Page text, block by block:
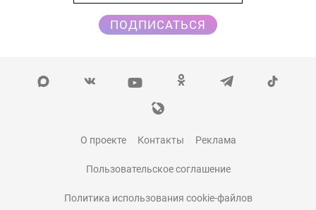
ПОДПИСАТЬСЯ
О проекте Контакты Реклама
Пользовательское соглашение
Политика использования cookie-файлов